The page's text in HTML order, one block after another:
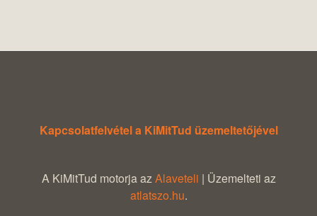
Kapcsolatfelvétel a KiMitTud üzemeltetőjével
A KiMitTud motorja az Alaveteli | Üzemelteti az
atlatszo.hu.